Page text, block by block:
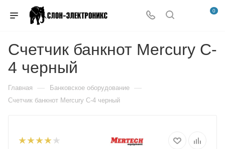
0
Счетчик банкнот Mercury C-
4 черный
Главная — Банковское оборудование —
Счетчик банкнот Mercury C-4 черный